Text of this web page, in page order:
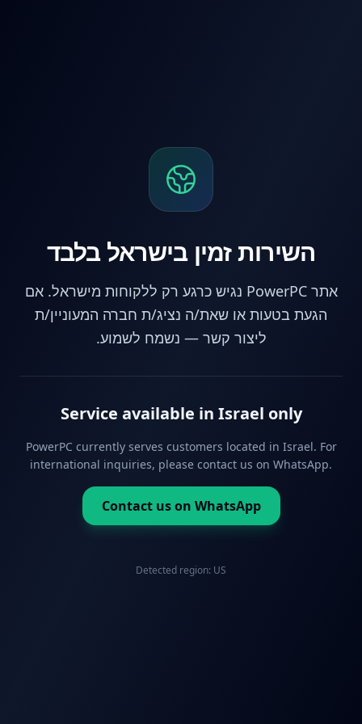
השירות זמין בישראל בלבד
אתר PowerPC נגיש כרגע רק ללקוחות מישראל. אם
הגעת בטעות או שאת/ה נציג/ת חברה המעוניין/ת
ליצור קשר — נשמח לשמוע.
Service available in Israel only
PowerPC currently serves customers located in Israel. For
international inquiries, please contact us on WhatsApp.
Contact us on WhatsApp
Detected region: US